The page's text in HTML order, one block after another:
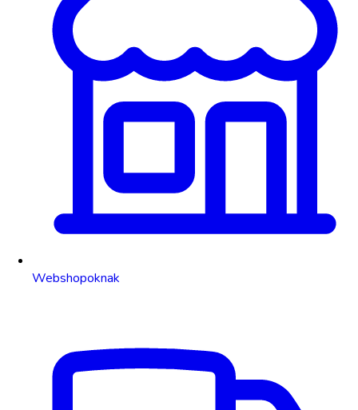
Webshopoknak